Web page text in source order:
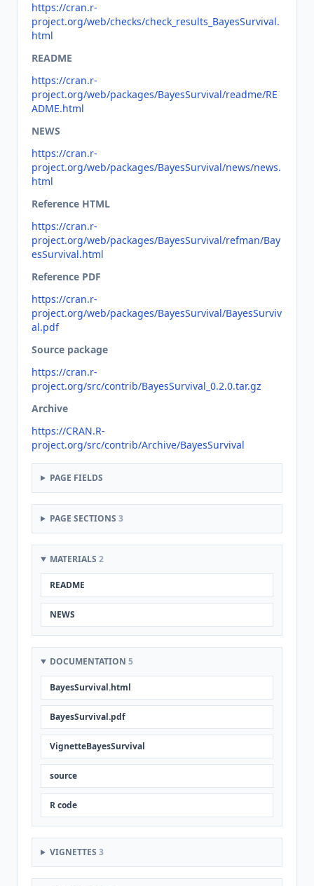
https://cran.r-
project.org/web/checks/check_results_BayesSurvival.
html
README
https://cran.r-
project.org/web/packages/BayesSurvival/readme/RE
ADME.html
NEWS
https://cran.r-
project.org/web/packages/BayesSurvival/news/news.
html
Reference HTML
https://cran.r-
project.org/web/packages/BayesSurvival/refman/Bay
esSurvival.html
Reference PDF
https://cran.r-
project.org/web/packages/BayesSurvival/BayesSurviv
al.pdf
Source package
https://cran.r-
project.org/src/contrib/BayesSurvival_0.2.0.tar.gz
Archive
https://CRAN.R-
project.org/src/contrib/Archive/BayesSurvival
PAGE FIELDS
PAGE SECTIONS 3
MATERIALS 2
README
NEWS
DOCUMENTATION 5
BayesSurvival.html
BayesSurvival.pdf
VignetteBayesSurvival
source
R code
VIGNETTES 3